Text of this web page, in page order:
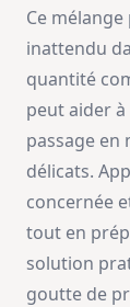
Ce
inattendu
quantité
peut aider
passage en
délicats.
concernée
tout en
solution
goutte de